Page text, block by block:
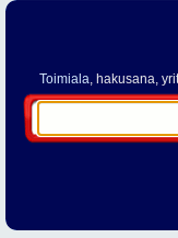
Toimiala, hakusana,